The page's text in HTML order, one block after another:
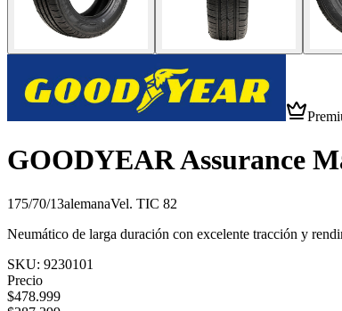
GOODYEAR Assurance
175/70/13alemanaVel. TIC 82
Neumático de larga duración con excelente tracción y
SKU: 9230101
Precio
$478.999